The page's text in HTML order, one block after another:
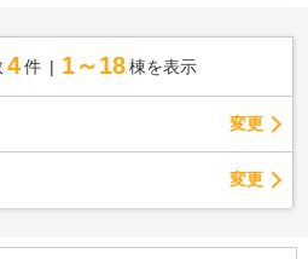
4 件 1～18 棟を表示
変更
変更